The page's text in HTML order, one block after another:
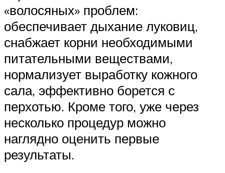
«волосяных» проблем:
обеспечивает дыхание луковиц,
снабжает корни необходимыми
питательными веществами,
нормализует выработку кожного
сала, эффективно борется с
перхотью. Кроме того, уже через
несколько процедур можно
наглядно оценить первые
результаты.